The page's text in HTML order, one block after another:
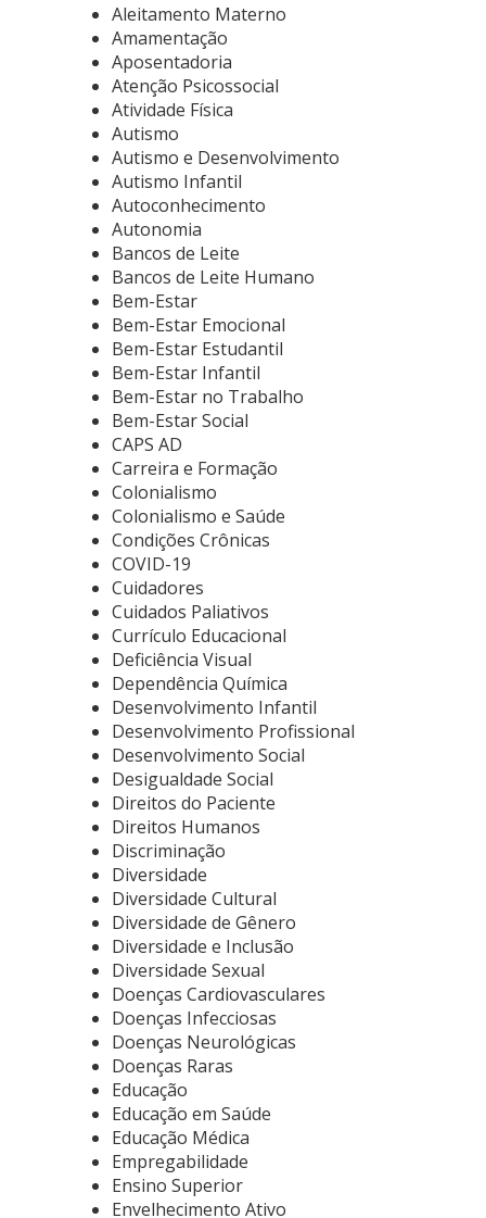
Aleitamento Materno
Amamentação
Aposentadoria
Atenção Psicossocial
Atividade Física
Autismo
Autismo e Desenvolvimento
Autismo Infantil
Autoconhecimento
Autonomia
Bancos de Leite
Bancos de Leite Humano
Bem-Estar
Bem-Estar Emocional
Bem-Estar Estudantil
Bem-Estar Infantil
Bem-Estar no Trabalho
Bem-Estar Social
CAPS AD
Carreira e Formação
Colonialismo
Colonialismo e Saúde
Condições Crônicas
COVID-19
Cuidadores
Cuidados Paliativos
Currículo Educacional
Deficiência Visual
Dependência Química
Desenvolvimento Infantil
Desenvolvimento Profissional
Desenvolvimento Social
Desigualdade Social
Direitos do Paciente
Direitos Humanos
Discriminação
Diversidade
Diversidade Cultural
Diversidade de Gênero
Diversidade e Inclusão
Diversidade Sexual
Doenças Cardiovasculares
Doenças Infecciosas
Doenças Neurológicas
Doenças Raras
Educação
Educação em Saúde
Educação Médica
Empregabilidade
Ensino Superior
Envelhecimento Ativo